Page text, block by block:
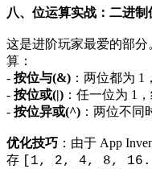
八、位运算实战：二进制
这是进阶玩家最爱的部分
算：
- 按位与(&) ：两位都为 1
- 按位或(|) ：任一位为 1
- 按位异或(^) ：两位不同
优化技巧 ：由于 App
存 [1, 2, 4, 8,